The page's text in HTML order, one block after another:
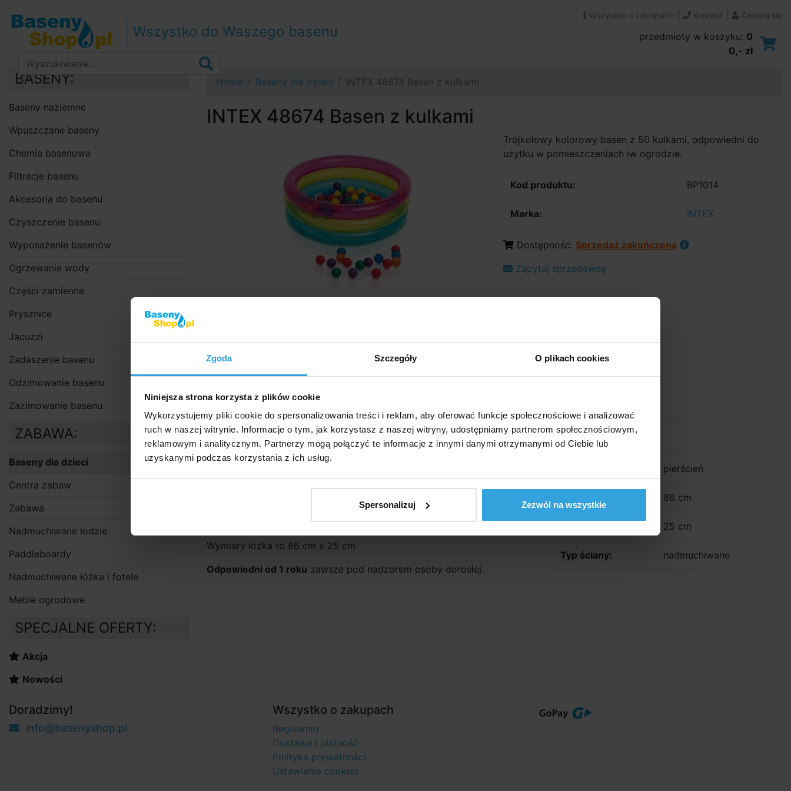
Zgoda Szczegóły O plikach cookies
Niniejsza strona korzysta z plików cookie
Wykorzystujemy pliki cookie do spersonalizowania treści i reklam, aby oferować funkcje społecznościowe i analizować
ruch w naszej witrynie. Informacje o tym, jak korzystasz z naszej witryny, udostępniamy partnerom społecznościowym,
reklamowym i analitycznym. Partnerzy mogą połączyć te informacje z innymi danymi otrzymanymi od Ciebie lub
uzyskanymi podczas korzystania z ich usług.
Spersonalizuj Zezwól na wszystkie
Przejdź do treści
Przejdź do paska bocznegoWszystko do Waszego basenu
Wszystko o zakupach Kontakt Zaloguj się
przedmioty w koszyku: 0
0,- zł
Home Baseny dla dzieci INTEX 48674 Basen z kulkami
INTEX 48674 Basen z kulkami
Trójkołowy kolorowy basen z 50 kulkami, odpowiedni do
użytku w pomieszczeniach iw ogrodzie.
Kod produktu: BP1014
Marka: INTEX
Dostępność: Sprzedaż zakończona
Zapytaj sprzedawcę
Szczegółowy opis
Szczegółowy opi
Zimą z kulkami a latem z wodą…a może razem? Wyraźnie!!!!! Dobrze
Wykonane z przetestowanego solidnego winylu.
50 kulek o średnicy 6,5 cm.
Wymiary łóżka to 86 cm x 25 cm.
Odpowiedni od 1 roku zawsze pod nadzorem osoby dorosłej.
Parametry
pierścień
86 cm
25 cm
Typ ściany: nadmuchiwane
BASENY:
Baseny naziemne
Wpuszczane baseny
Chemia basenowa
Filtracje basenu
Akcesoria do basenu
Czyszczenie basenu
Wyposażenie basenów
Ogrzewanie wody
Części zamienne
Prysznice
Jacuzzi
Zadaszenie basenu
Odzimowanie basenu
Zazimowanie basenu
ZABAWA:
Baseny dla dzieci
Centra zabaw
Zabawa
Nadmuchiwane łodzie
Paddleboardy
Nadmuchiwane łóżka i fotele
Meble ogrodowe
SPECJALNE OFERTY:
Akcja
Nowości
Doradzimy!
info@basenyshop.pl
Wszystko o zakupach
Regulamin
Dostawa i płatność
Polityka prywatności
Ustawienia cookies